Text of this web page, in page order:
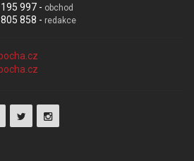
997 - obchod
858 - redakce